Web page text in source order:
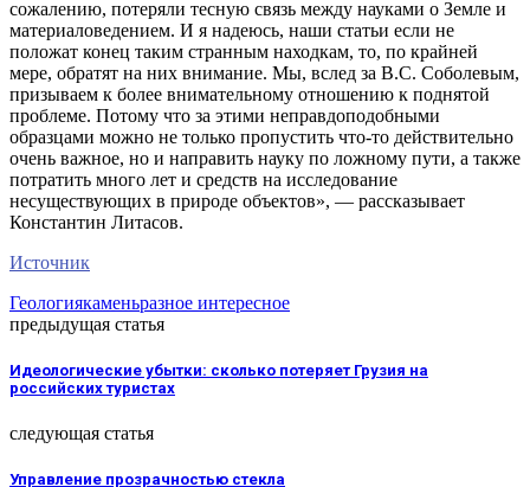
сожалению, потеряли тесную связь между науками о Земле и
материаловедением. И я надеюсь, наши статьи если не
положат конец таким странным находкам, то, по крайней
мере, обратят на них внимание. Мы, вслед за В.С. Соболевым,
призываем к более внимательному отношению к поднятой
проблеме. Потому что за этими неправдоподобными
образцами можно не только пропустить что-то действительно
очень важное, но и направить науку по ложному пути, а также
потратить много лет и средств на исследование
несуществующих в природе объектов», — рассказывает
Константин Литасов.
Источник
Геологиякаменьразное интересное
предыдущая статья
Идеологические убытки: сколько потеряет Грузия на
российских туристах
следующая статья
Управление прозрачностью стекла